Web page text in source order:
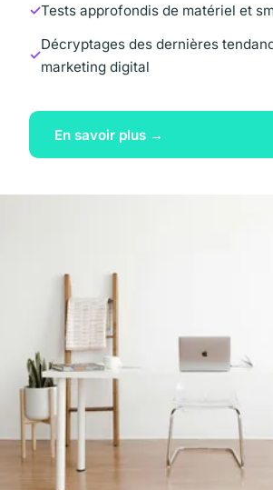
Tests approfondis de matériel et
Décryptages des dernières
marketing digital
En savoir plus →